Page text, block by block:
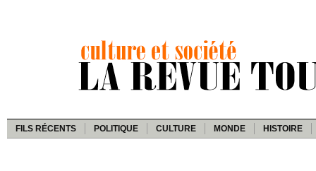
FILS RÉCENTS POLITIQUE CULTURE MONDE HISTOIRE